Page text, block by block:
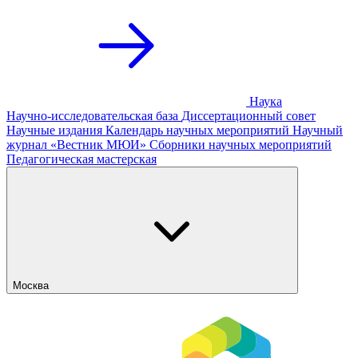
Наука
Научно-исследовательская база Диссертационный совет
Научные издания Календарь научных мероприятий Научный
журнал «Вестник МЮИ» Сборники научных мероприятий
Педагогическая мастерская
Москва